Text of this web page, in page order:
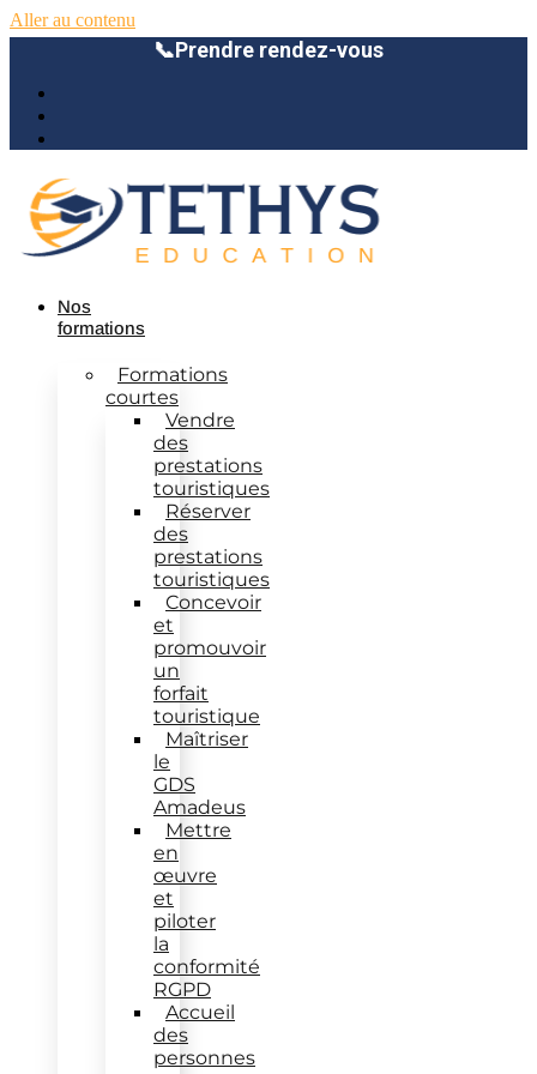
Aller au contenu
📞Prendre rendez-vous
Nos
formations
Formations
courtes
Vendre
des
prestations
touristiques
Réserver
des
prestations
touristiques
Concevoir
et
promouvoir
un
forfait
touristique
Maîtriser
le
GDS
Amadeus
Mettre
en
œuvre
et
piloter
la
conformité
RGPD
Accueil
des
personnes